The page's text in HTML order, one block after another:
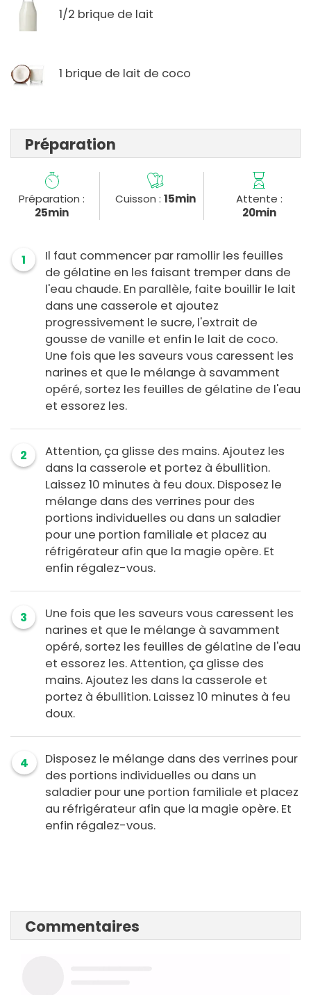
1/2 brique de lait
1 brique de lait de coco
Préparation
Préparation :
25min
Cuisson : 15min
Attente :
20min
1
Il faut commencer par ramollir les feuilles
de gélatine en les faisant tremper dans de
l'eau chaude. En parallèle, faite bouillir le lait
dans une casserole et ajoutez
progressivement le sucre, l'extrait de
gousse de vanille et enfin le lait de coco.
Une fois que les saveurs vous caressent les
narines et que le mélange à savamment
opéré, sortez les feuilles de gélatine de l'eau
et essorez les.
2
Attention, ça glisse des mains. Ajoutez les
dans la casserole et portez à ébullition.
Laissez 10 minutes à feu doux. Disposez le
mélange dans des verrines pour des
portions individuelles ou dans un saladier
pour une portion familiale et placez au
réfrigérateur afin que la magie opère. Et
enfin régalez-vous.
3
Une fois que les saveurs vous caressent les
narines et que le mélange à savamment
opéré, sortez les feuilles de gélatine de l'eau
et essorez les. Attention, ça glisse des
mains. Ajoutez les dans la casserole et
portez à ébullition. Laissez 10 minutes à feu
doux.
4
Disposez le mélange dans des verrines pour
des portions individuelles ou dans un
saladier pour une portion familiale et placez
au réfrigérateur afin que la magie opère. Et
enfin régalez-vous.
Commentaires